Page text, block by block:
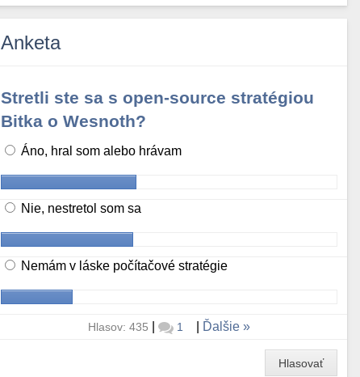
Anketa
Stretli ste sa s open-source stratégiou
Bitka o Wesnoth?
Áno, hral som alebo hrávam
Nie, nestretol som sa
Nemám v láske počítačové stratégie
Hlasov: 435 | 1 Ďalšie
Hlasovať